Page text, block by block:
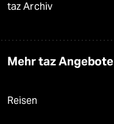
taz Archiv
Mehr taz Angebote
Reisen